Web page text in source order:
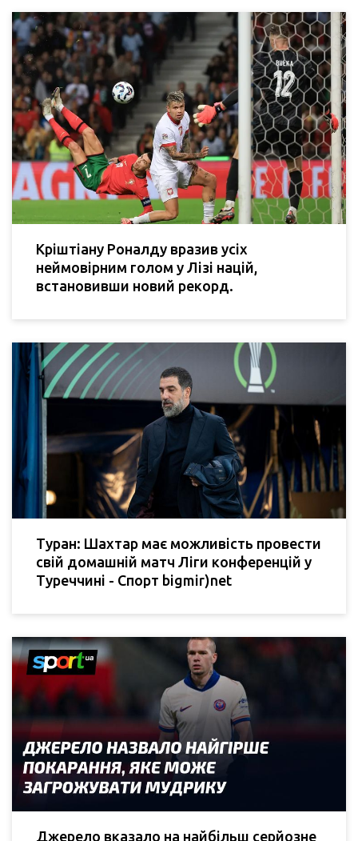
Кріштіану Роналду вразив усіх
неймовірним голом у Лізі націй,
встановивши новий рекорд.
Туран: Шахтар має можливість провести
свій домашній матч Ліги конференцій у
Туреччині - Спорт bigmir)net
Джерело вказало на найбільш серйозне